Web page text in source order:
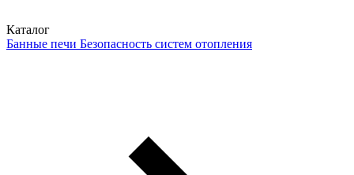
Каталог
Банные печи Безопасность систем отопления